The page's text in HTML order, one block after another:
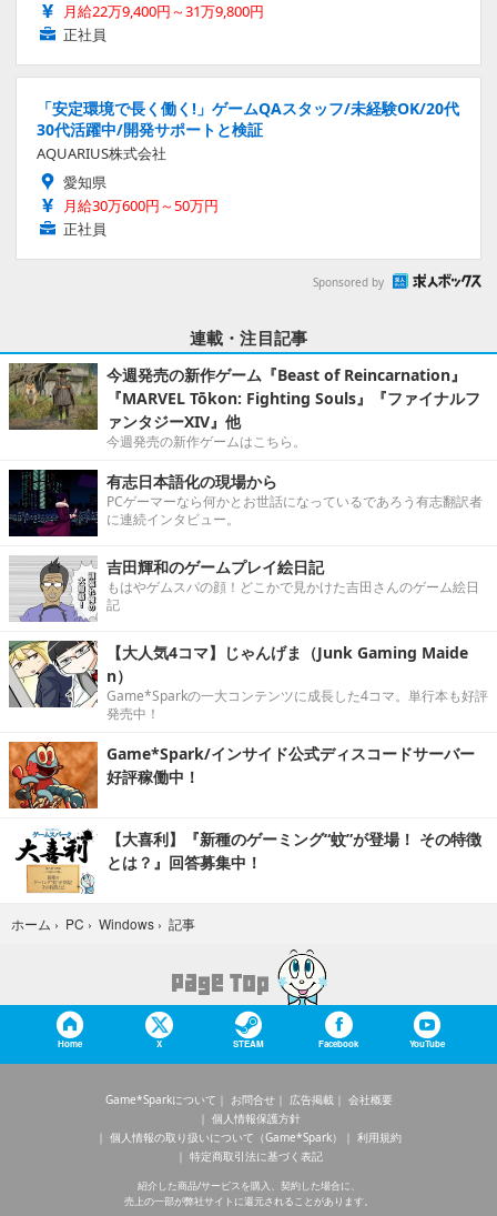
月給22万9,400円～31万9,800円
正社員
「安定環境で長く働く!」ゲームQAスタッフ/未経験OK/20代
30代活躍中/開発サポートと検証
AQUARIUS株式会社
愛知県
月給30万600円～50万円
正社員
Sponsored by
連載・注目記事
今週発売の新作ゲーム『Beast of Reincarnation』
『MARVEL Tōkon: Fighting Souls』『ファイナルフ
ァンタジーXIV』他
今週発売の新作ゲームはこちら。
有志日本語化の現場から
PCゲーマーなら何かとお世話になっているであろう有志翻訳者
に連続インタビュー。
吉田輝和のゲームプレイ絵日記
もはやゲムスパの顔！どこかで見かけた吉田さんのゲーム絵日
記
【大人気4コマ】じゃんげま（Junk Gaming Maide
n）
Game*Sparkの一大コンテンツに成長した4コマ。単行本も好評
発売中！
Game*Spark/インサイド公式ディスコードサーバー
好評稼働中！
【大喜利】『新種のゲーミング“蚊”が登場！ その特徴
とは？』回答募集中！
ホーム › PC › Windows › 記事
Home X STEAM Facebook YouTube
Game*Sparkについて お問合せ 広告掲載
会社概要
個人情報保護方針
個人情報の取り扱いについて（Game*Spark）
利用規約
特定商取引法に基づく表記
紹介した商品/サービスを購入、契約した場合に、
売上の一部が弊社サイトに還元されることがあります。